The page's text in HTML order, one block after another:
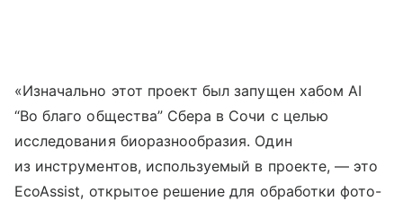
«Изначально этот проект был запущен хабом AI
“Во благо общества” Сбера в Сочи с целью
исследования биоразнообразия. Один
из инструментов, используемый в проекте, — это
EcoAssist, открытое решение для обработки фото-